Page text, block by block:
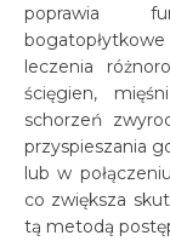
poprawia
leczenia
ścięgien,
schorzeń
przyspieszania
lub w
co zwiększa
tą metodą